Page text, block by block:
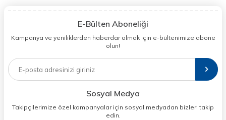
E-Bülten Aboneliği
Kampanya ve yeniliklerden haberdar olmak için e-bültenimize abone
olun!
Sosyal Medya
Takipçilerimize özel kampanyalar için sosyal medyadan bizleri takip
edin.